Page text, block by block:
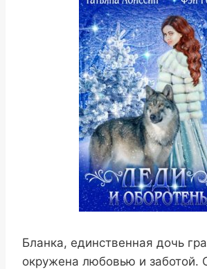
Бланка, единственная дочь
окружена любовью и